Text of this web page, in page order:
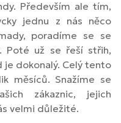
Především ale tím,
jednu z nás něco
poradíme se se
Poté už se řeší střih,
je dokonalý. Celý tento
měsíců. Snažíme se
zákaznic, jejich
velmi důležité.